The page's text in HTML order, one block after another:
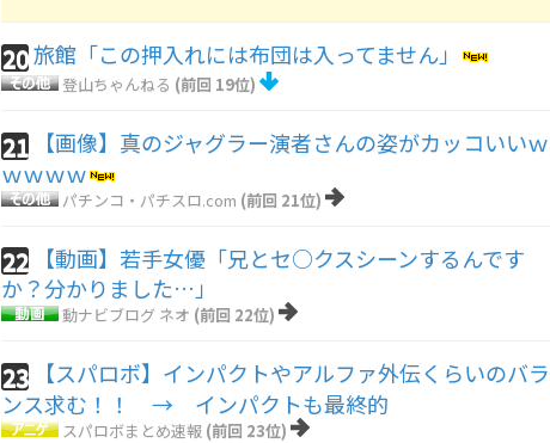
20旅館「この押入れには布団は入ってません」
登山ちゃんねる (前回 19位)
21
【画像】真のジャグラー演者さんの姿がカッコいいｗ
ｗｗｗｗ
パチンコ・パチスロ.com (前回 21位)
22
【動画】若手女優「兄とセ○クスシーンするんです
か？分かりました…」
動ナビブログ ネオ (前回 22位)
23
【スパロボ】インパクトやアルファ外伝くらいのバラ
ンス求む！！ → インパクトも最終的
スパロボまとめ速報 (前回 23位)